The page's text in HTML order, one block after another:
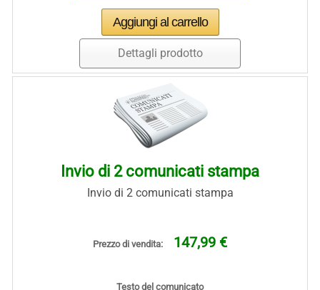
Dettagli prodotto
Invio di 2 comunicati stampa
Invio di 2 comunicati stampa
Prezzo di vendita: 147,99 €
Testo del comunicato